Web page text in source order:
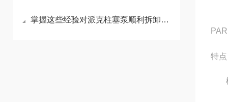
掌握这些经验对派克柱塞泵顺利拆卸有很大帮助
特点